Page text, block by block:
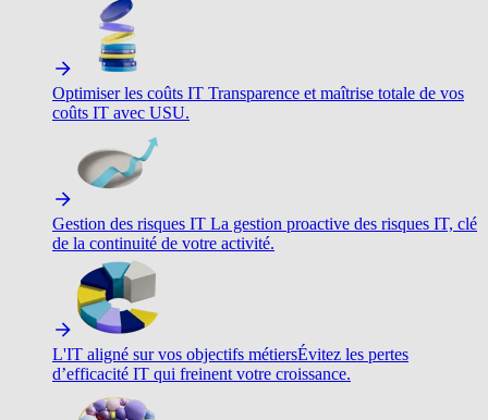
Optimiser les coûts IT Transparence et maîtrise totale de vos
coûts IT avec USU.
Gestion des risques IT La gestion proactive des risques IT, clé
de la continuité de votre activité.
L'IT aligné sur vos objectifs métiersÉvitez les pertes
d’efficacité IT qui freinent votre croissance.